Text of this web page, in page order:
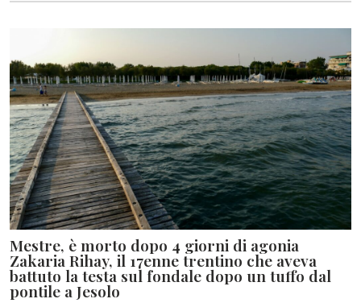
Mestre, è morto dopo 4 giorni di agonia
Zakaria Rihay, il 17enne trentino che aveva
battuto la testa sul fondale dopo un tuffo dal
pontile a Jesolo